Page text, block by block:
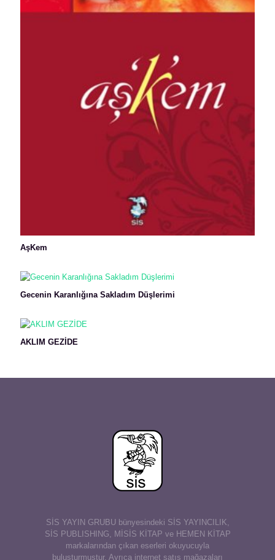
AşKem
Gecenin Karanlığına Sakladım Düşlerimi
AKLIM GEZİDE
SİS YAYIN GRUBU bünyesindeki SİS YAYINCILIK,
SİS PUBLISHING, MİSİS KİTAP ve HEMEN KİTAP
markalarından çıkan eserleri okuyucuyla
buluşturmuştur. Ayrıca internet satış mağazaları